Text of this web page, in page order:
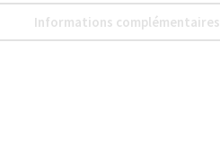
Informations complémentaires